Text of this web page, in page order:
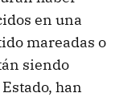
en una
mareadas o
siendo
han